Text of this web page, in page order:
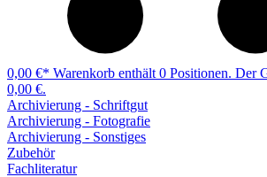
0,00 €* Warenkorb enthält 0 Positionen. Der
0,00 €.
Archivierung - Schriftgut
Archivierung - Fotografie
Archivierung - Sonstiges
Zubehör
Fachliteratur